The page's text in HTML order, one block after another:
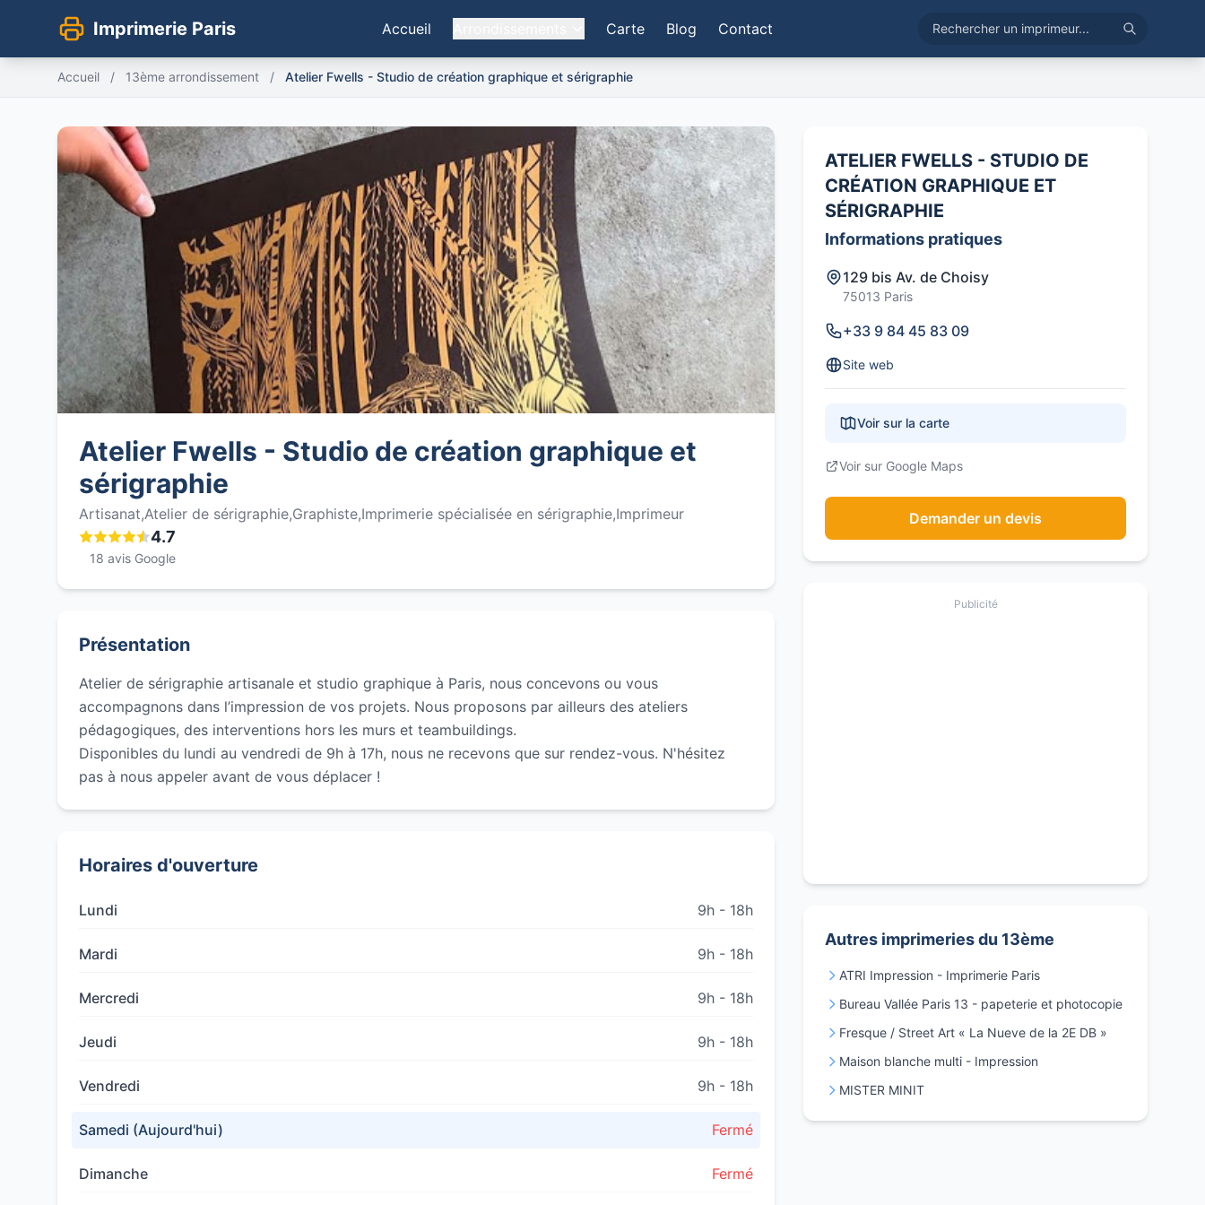
Imprimerie Paris Accueil Carte Blog Contact
Accueil / 13ème arrondissement / Atelier Fwells - Studio de création graphique et sérigraphie
Atelier Fwells - Studio de création graphique et
sérigraphie
Artisanat,Atelier de sérigraphie,Graphiste,Imprimerie spécialisée en sérigraphie,Imprimeur
4.7
18 avis Google
Présentation
Atelier de sérigraphie artisanale et studio graphique à Paris, nous concevons ou vous
accompagnons dans l’impression de vos projets. Nous proposons par ailleurs des ateliers
pédagogiques, des interventions hors les murs et teambuildings.
Disponibles du lundi au vendredi de 9h à 17h, nous ne recevons que sur rendez-vous. N'hésitez
pas à nous appeler avant de vous déplacer !
Horaires d'ouverture
Lundi 9h - 18h
Mardi 9h - 18h
Mercredi 9h - 18h
Jeudi 9h - 18h
Vendredi 9h - 18h
Samedi (Aujourd'hui) Fermé
Dimanche Fermé
ATELIER FWELLS - STUDIO DE
CRÉATION GRAPHIQUE ET
SÉRIGRAPHIE
Informations pratiques
129 bis Av. de Choisy
75013 Paris
+33 9 84 45 83 09
Site web
Voir sur la carte
Voir sur Google Maps
Demander un devis
Publicité
Autres imprimeries du 13ème
ATRI Impression - Imprimerie Paris
Bureau Vallée Paris 13 - papeterie et photocopie
Fresque / Street Art « La Nueve de la 2E DB »
Maison blanche multi - Impression
MISTER MINIT